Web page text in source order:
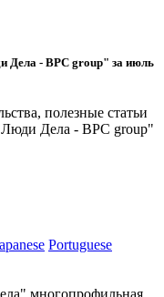
Дела - BPC group" за июль
полезные статьи
Дела - BPC group"
Portuguese